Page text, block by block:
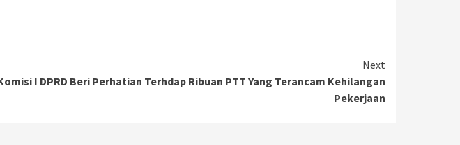
Next
I DPRD Beri Perhatian Terhdap Ribuan PTT Yang Terancam Kehilangan
Pekerjaan